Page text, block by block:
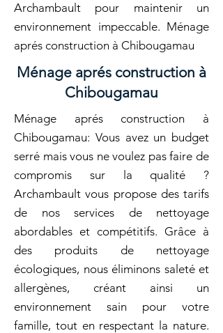
Archambault pour maintenir un
environnement impeccable. Ménage
aprés construction à Chibougamau
Ménage aprés construction à
Chibougamau
Ménage aprés construction à
Chibougamau: Vous avez un budget
serré mais vous ne voulez pas faire de
compromis sur la qualité ?
Archambault vous propose des tarifs
de nos services de nettoyage
abordables et compétitifs. Grâce à
des produits de nettoyage
écologiques, nous éliminons saleté et
allergènes, créant ainsi un
environnement sain pour votre
famille, tout en respectant la nature.